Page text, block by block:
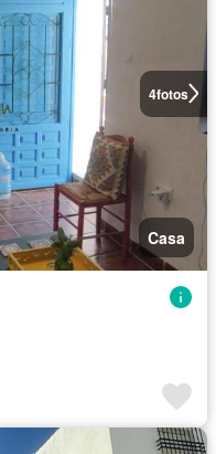
4fotos
Casa